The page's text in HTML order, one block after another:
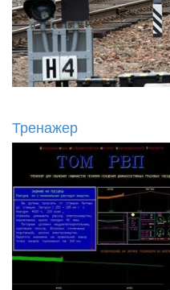
Тренажер